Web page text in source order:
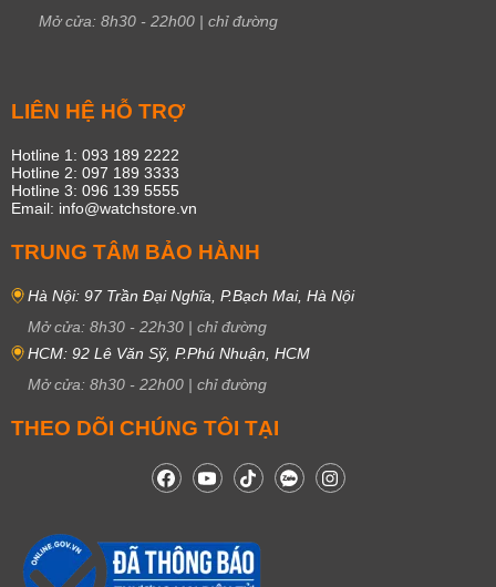
Mở cửa: 8h30 - 22h00 | chỉ đường
LIÊN HỆ HỖ TRỢ
Hotline 1: 093 189 2222
Hotline 2: 097 189 3333
Hotline 3: 096 139 5555
Email: info@watchstore.vn
TRUNG TÂM BẢO HÀNH
Hà Nội: 97 Trần Đại Nghĩa, P.Bạch Mai, Hà Nội
Mở cửa: 8h30 - 22h30 | chỉ đường
HCM: 92 Lê Văn Sỹ, P.Phú Nhuận, HCM
Mở cửa: 8h30 - 22h00 | chỉ đường
THEO DÕI CHÚNG TÔI TẠI